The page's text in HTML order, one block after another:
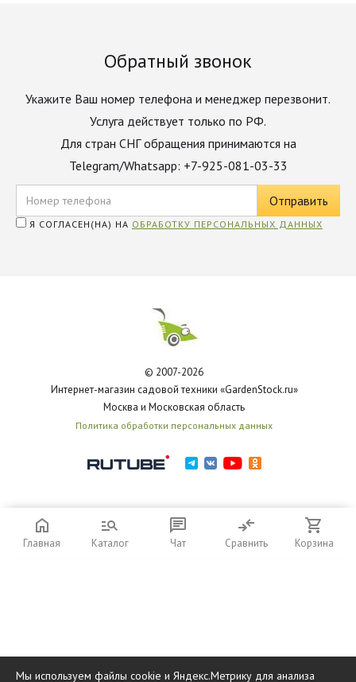
Обратный звонок
Укажите Ваш номер телефона и менеджер перезвонит.
Услуга действует только по РФ.
Для стран СНГ обращения принимаются на
Telegram/Whatsapp: +7-925-081-03-33
Я СОГЛАСЕН(НА) НА ОБРАБОТКУ ПЕРСОНАЛЬНЫХ ДАННЫХ
© 2007-2026
Интернет-магазин садовой техники «GardenStock.ru»
Москва и Московская область
Политика обработки персональных данных
Главная Каталог Чат Сравнить Корзина
Мы используем файлы cookie и Яндекс.Метрику для анализа